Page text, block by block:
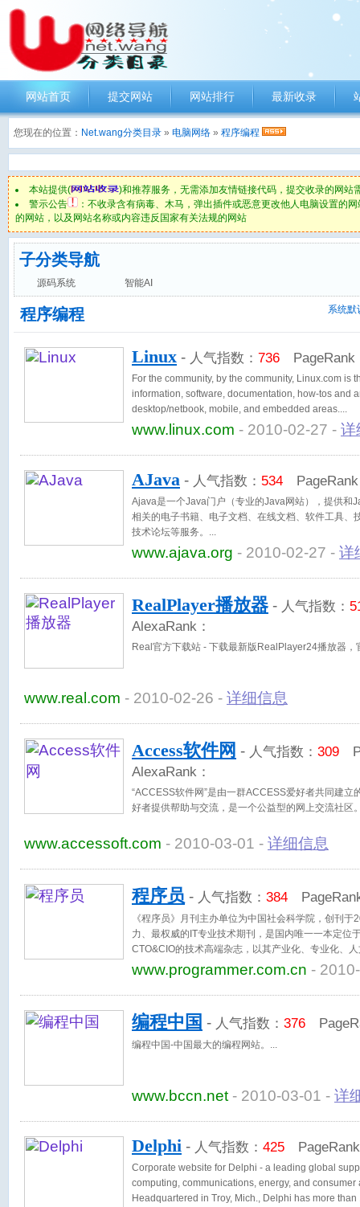
网站首页 提交网站 网站排行 最新收录
您现在的位置： Net.wang分类目录 » 电脑网络 » 程序编程
本站提供(
)和推荐服务，无需添加友情链接代码，提交收录的网
警示公告
：不收录含有病毒、木马，弹出插件或恶意更改他人电脑设置的
的网站，以及网站名称或内容违反国家有关法规的网站
子分类导航
源码系统 智能AI
系统默
程序编程
Linux - 人气指数： 736 PageRank
For the community, by the community, Linux.com is
information, software, documentation, how-tos and
desktop/netbook, mobile, and embedded areas.
www.linux.com - 2010-02-27 - 详
AJava - 人气指数： 534
Ajava是一个Java门户（专业的Java网站），提供和
相关的电子书籍、电子文档、在线文档、软件工具、
技术论坛等服务。
www.ajava.org - 2010-02-27 - 详
RealPlayer播放器 - 人气指数：
AlexaRank：
Real官方下载站 - 下载最新版RealPlayer24播放器，
www.real.com - 2010-02-26 - 详细信息
Access软件网 - 人气指数： 309
AlexaRank：
“ACCESS软件网”是由一群ACCESS爱好者共同建
好者提供帮助与交流，是一个公益型的网上交流社区
www.accessoft.com - 2010-03-01 - 详细信息
程序员 - 人气指数： 384
《程序员》月刊主办单位为中国社会科学院，创刊
力、最权威的IT专业技术期刊，是国内唯一一本定位
CTO&CIO的技术高端杂志，以其产业化、专业化、
者的青睐。
www.programmer.com.cn -
编程中国 - 人气指数： 376
编程中国-中国最大的编程网站。
www.bccn.net - 2010-03-01 - 详
Delphi - 人气指数： 425
Corporate website for Delphi - a leading global
computing, communications, energy, and consumer
Headquartered in Troy, Mich., Delphi has more